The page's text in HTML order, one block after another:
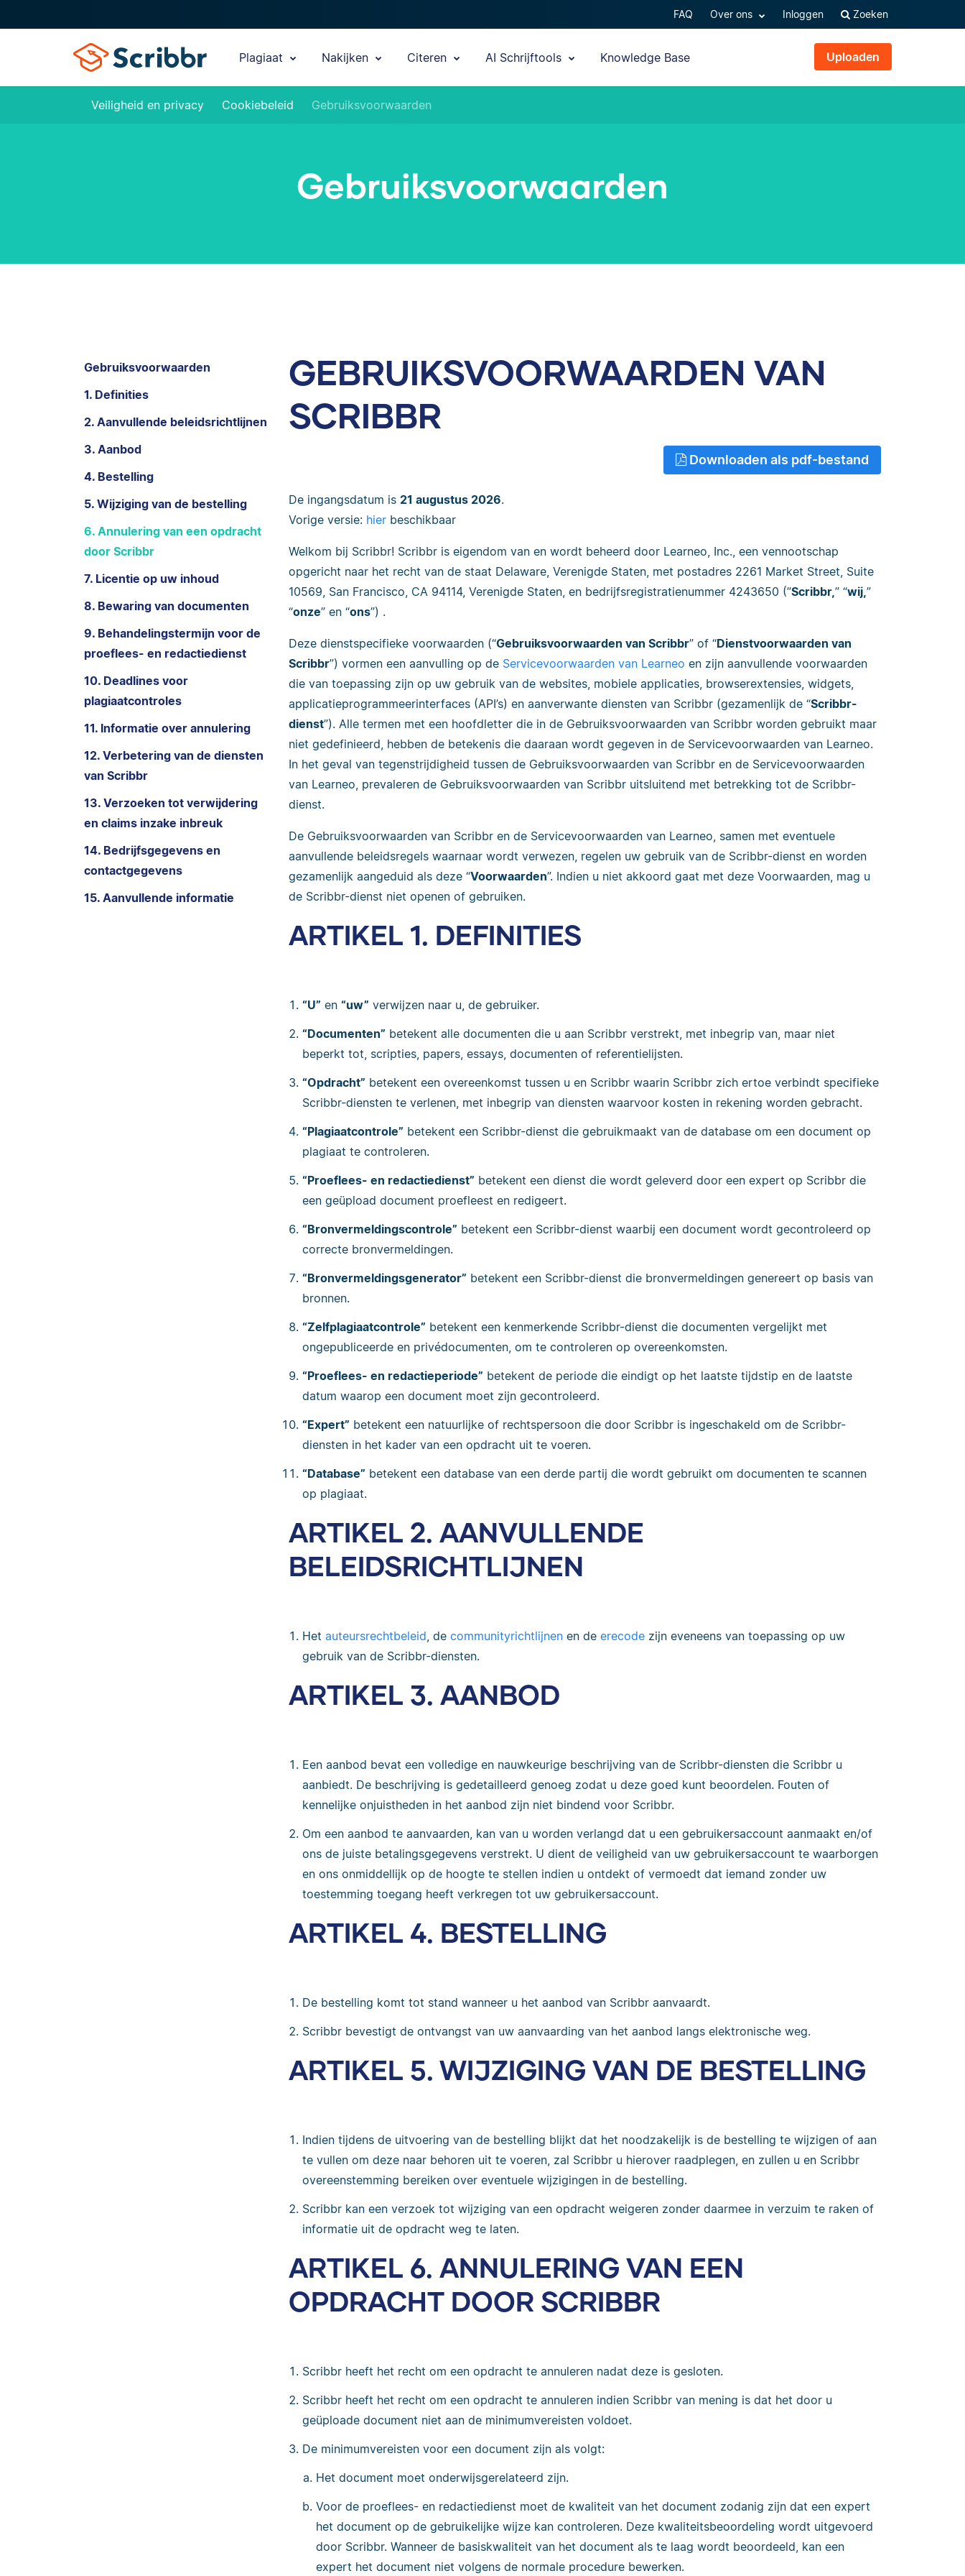
FAQ Over ons Inloggen Zoeken
Plagiaat Nakijken Citeren AI Schrijftools Knowledge Base Uploaden
Veiligheid en privacy Cookiebeleid Gebruiksvoorwaarden
Gebruiksvoorwaarden
Gebruiksvoorwaarden
1. Definities
2. Aanvullende beleidsrichtlijnen
3. Aanbod
4. Bestelling
5. Wijziging van de bestelling
6. Annulering van een opdracht
door Scribbr
7. Licentie op uw inhoud
8. Bewaring van documenten
9. Behandelingstermijn voor de
proeflees- en redactiedienst
10. Deadlines voor
plagiaatcontroles
11. Informatie over annulering
12. Verbetering van de diensten
van Scribbr
13. Verzoeken tot verwijdering
en claims inzake inbreuk
14. Bedrijfsgegevens en
contactgegevens
15. Aanvullende informatie
GEBRUIKSVOORWAARDEN VAN
SCRIBBR
Downloaden als pdf-bestand
De ingangsdatum is 21 augustus 2026.
Vorige versie: hier beschikbaar
Welkom bij Scribbr! Scribbr is eigendom van en wordt beheerd door Learneo, Inc., een vennootschap
opgericht naar het recht van de staat Delaware, Verenigde Staten, met postadres 2261 Market Street, Suite
10569, San Francisco, CA 94114, Verenigde Staten, en bedrijfsregistratienummer 4243650 (”Scribbr,” “wij,”
“onze” en “ons”) .
Deze dienstspecifieke voorwaarden (“Gebruiksvoorwaarden van Scribbr” of “Dienstvoorwaarden van
Scribbr”) vormen een aanvulling op de Servicevoorwaarden van Learneo en zijn aanvullende voorwaarden
die van toepassing zijn op uw gebruik van de websites, mobiele applicaties, browserextensies, widgets,
applicatieprogrammeerinterfaces (API’s) en aanverwante diensten van Scribbr (gezamenlijk de “Scribbr-
dienst”). Alle termen met een hoofdletter die in de Gebruiksvoorwaarden van Scribbr worden gebruikt maar
niet gedefinieerd, hebben de betekenis die daaraan wordt gegeven in de Servicevoorwaarden van Learneo.
In het geval van tegenstrijdigheid tussen de Gebruiksvoorwaarden van Scribbr en de Servicevoorwaarden
van Learneo, prevaleren de Gebruiksvoorwaarden van Scribbr uitsluitend met betrekking tot de Scribbr-
dienst.
De Gebruiksvoorwaarden van Scribbr en de Servicevoorwaarden van Learneo, samen met eventuele
aanvullende beleidsregels waarnaar wordt verwezen, regelen uw gebruik van de Scribbr-dienst en worden
gezamenlijk aangeduid als deze “Voorwaarden”. Indien u niet akkoord gaat met deze Voorwaarden, mag u
de Scribbr-dienst niet openen of gebruiken.
ARTIKEL 1. DEFINITIES
“U” en“uw” verwijzen naar u, de gebruiker.
“Documenten” betekent alle documenten die u aan Scribbr verstrekt, met inbegrip van, maar niet
beperkt tot, scripties, papers, essays, documenten of referentielijsten.
“Opdracht” betekent een overeenkomst tussen u en Scribbr waarin Scribbr zich ertoe verbindt specifieke
Scribbr-diensten te verlenen, met inbegrip van diensten waarvoor kosten in rekening worden gebracht.
“Plagiaatcontrole” betekent een Scribbr-dienst die gebruikmaakt van de database om een document op
plagiaat te controleren.
“Proeflees- en redactiedienst” betekent een dienst die wordt geleverd door een expert op Scribbr die
een geüpload document proefleest en redigeert.
“Bronvermeldingscontrole” betekent een Scribbr-dienst waarbij een document wordt gecontroleerd op
correcte bronvermeldingen.
“Bronvermeldingsgenerator” betekent een Scribbr-dienst die bronvermeldingen genereert op basis van
bronnen.
“Zelfplagiaatcontrole” betekent een kenmerkende Scribbr-dienst die documenten vergelijkt met
ongepubliceerde en privédocumenten, om te controleren op overeenkomsten.
“Proeflees- en redactieperiode” betekent de periode die eindigt op het laatste tijdstip en de laatste
datum waarop een document moet zijn gecontroleerd.
“Expert” betekent een natuurlijke of rechtspersoon die door Scribbr is ingeschakeld om de Scribbr-
diensten in het kader van een opdracht uit te voeren.
“Database” betekent een database van een derde partij die wordt gebruikt om documenten te scannen
op plagiaat.
ARTIKEL 2. AANVULLENDE
BELEIDSRICHTLIJNEN
Hetauteursrechtbeleid, decommunityrichtlijnen en deerecode zijn eveneens van toepassing op uw
gebruik van de Scribbr-diensten.
ARTIKEL 3. AANBOD
Een aanbod bevat een volledige en nauwkeurige beschrijving van de Scribbr-diensten die Scribbr u
aanbiedt. De beschrijving is gedetailleerd genoeg zodat u deze goed kunt beoordelen. Fouten of
kennelijke onjuistheden in het aanbod zijn niet bindend voor Scribbr.
Om een aanbod te aanvaarden, kan van u worden verlangd dat u een gebruikersaccount aanmaakt en/of
ons de juiste betalingsgegevens verstrekt. U dient de veiligheid van uw gebruikersaccount te waarborgen
en ons onmiddellijk op de hoogte te stellen indien u ontdekt of vermoedt dat iemand zonder uw
toestemming toegang heeft verkregen tot uw gebruikersaccount.
ARTIKEL 4. BESTELLING
De bestelling komt tot stand wanneer u het aanbod van Scribbr aanvaardt.
Scribbr bevestigt de ontvangst van uw aanvaarding van het aanbod langs elektronische weg.
ARTIKEL 5. WIJZIGING VAN DE BESTELLING
Indien tijdens de uitvoering van de bestelling blijkt dat het noodzakelijk is de bestelling te wijzigen of aan
te vullen om deze naar behoren uit te voeren, zal Scribbr u hierover raadplegen, en zullen u en Scribbr
overeenstemming bereiken over eventuele wijzigingen in de bestelling.
Scribbr kan een verzoek tot wijziging van een opdracht weigeren zonder daarmee in verzuim te raken of
informatie uit de opdracht weg te laten.
ARTIKEL 6. ANNULERING VAN EEN
OPDRACHT DOOR SCRIBBR
Scribbr heeft het recht om een opdracht te annuleren nadat deze is gesloten.
Scribbr heeft het recht om een opdracht te annuleren indien Scribbr van mening is dat het door u
geüploade document niet aan de minimumvereisten voldoet.
De minimumvereisten voor een document zijn als volgt:
Het document moet onderwijsgerelateerd zijn.
Voor de proeflees- en redactiedienst moet de kwaliteit van het document zodanig zijn dat een expert
het document op de gebruikelijke wijze kan controleren. Deze kwaliteitsbeoordeling wordt uitgevoerd
door Scribbr. Wanneer de basiskwaliteit van het document als te laag wordt beoordeeld, kan een
expert het document niet volgens de normale procedure bewerken.